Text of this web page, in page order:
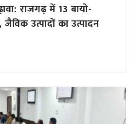
राजगढ़ में 13 बायो-
जैविक उत्पादों का उत्पादन